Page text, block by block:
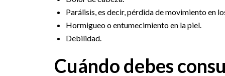
Parálisis, es decir, pérdida de movimiento en
Hormigueo o entumecimiento en la piel.
Debilidad.
Cuándo debes